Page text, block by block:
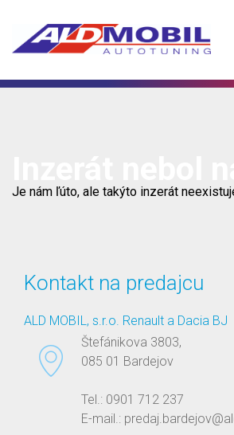
Je nám ľúto, ale takýto inzerát
Kontakt na predajcu
ALD MOBIL, s.r.o. Renault a Dacia BJ
Štefánikova 3803,
085 01 Bardejov
Tel.: 0901 712 237
E-mail.: